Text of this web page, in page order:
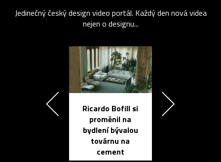
Jedinečný český design video portál. Každý den nová videa
nejen o designu...
Ricardo Bofill si
proměnil na
bydlení bývalou
továrnu na
cement